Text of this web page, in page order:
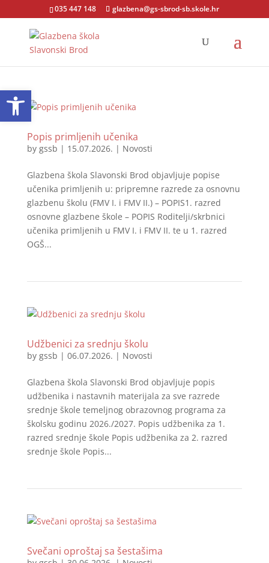
Open toolbar
035 447 148 glazbena@gs-sbrod-sb.skole.hr
Popis primljenih učenika
by gssb | 15.07.2026. | Novosti
Glazbena škola Slavonski Brod objavljuje popise
učenika primljenih u: pripremne razrede za osnovnu
glazbenu školu (FMV I. i FMV II.) – POPIS1. razred
osnovne glazbene škole – POPIS Roditelji/skrbnici
učenika primljenih u FMV I. i FMV II. te u 1. razred
OGŠ...
Udžbenici za srednju školu
by gssb | 06.07.2026. | Novosti
Glazbena škola Slavonski Brod objavljuje popis
udžbenika i nastavnih materijala za sve razrede
srednje škole temeljnog obrazovnog programa za
školsku godinu 2026./2027. Popis udžbenika za 1.
razred srednje škole Popis udžbenika za 2. razred
srednje škole Popis...
Svečani oproštaj sa šestašima